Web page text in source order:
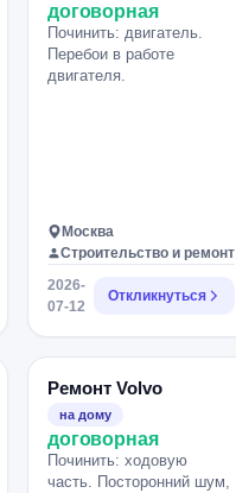
договорная
Починить: двигатель.
Перебои в работе
двигателя.
Москва
Строительство и ремонт
2026-
07-12
Откликнуться
Ремонт Volvo
на дому
договорная
Починить: ходовую
часть. Посторонний шум,